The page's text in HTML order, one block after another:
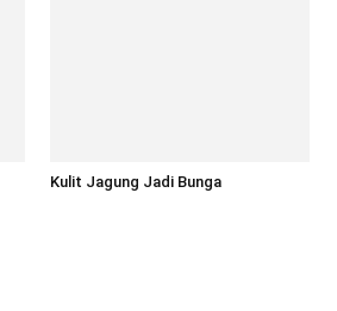
Kulit Jagung Jadi Bunga